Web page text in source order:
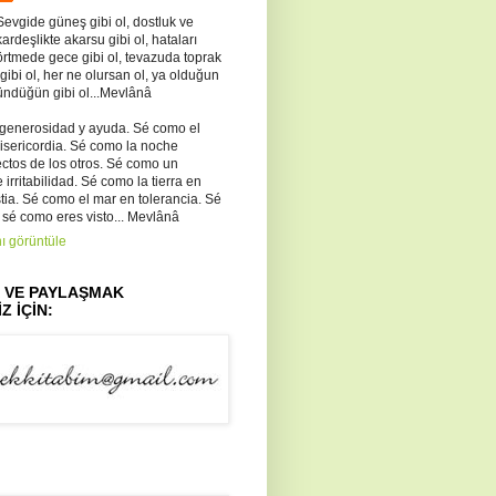
güneş gibi ol, dostluk ve
akarsu gibi ol, hataları
gece gibi ol, tevazuda toprak
ol, her ne olursan ol, ya olduğun
gibi ol...Mevlânâ
y ayuda. Sé como el
Sé como la noche
de los otros. Sé como un
irritabilidad. Sé como la tierra en
Sé como el mar en tolerancia. Sé
como eres visto... Mevlânâ
görüntüle
PAYLAŞMAK
İÇİN: